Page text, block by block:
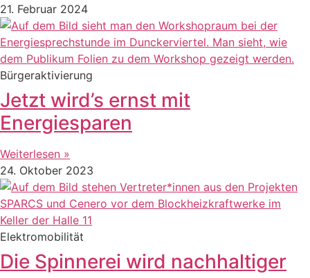
21. Februar 2024
Bürgeraktivierung
Jetzt wird’s ernst mit
Energiesparen
Weiterlesen »
24. Oktober 2023
Elektromobilität
Die Spinnerei wird nachhaltiger